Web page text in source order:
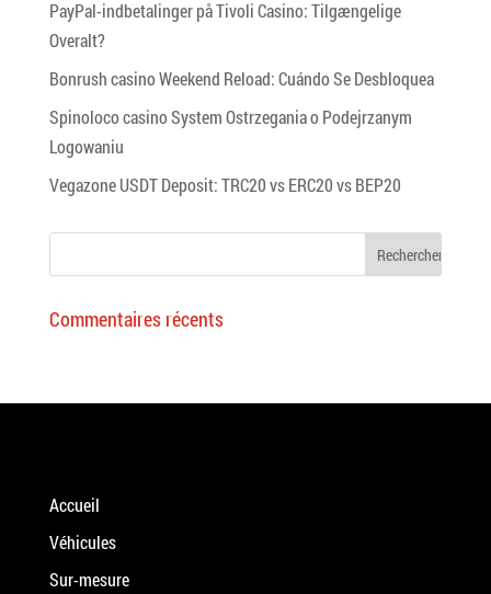
PayPal-indbetalinger på Tivoli Casino: Tilgængelige
Overalt?
Bonrush casino Weekend Reload: Cuándo Se Desbloquea
Spinoloco casino System Ostrzegania o Podejrzanym
Logowaniu
Vegazone USDT Deposit: TRC20 vs ERC20 vs BEP20
Commentaires récents
Accueil
Véhicules
Sur-mesure